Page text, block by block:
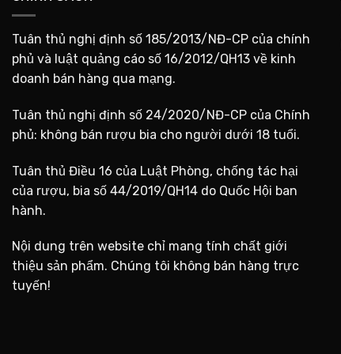
Tuân thủ nghị định số 185/2013/NĐ-CP của chính
phủ và luật quảng cáo số 16/2012/QH13 về kinh
doanh bán hàng qua mạng.
Tuân thủ nghị định số 24/2020/NĐ-CP của Chính
phủ: không bán rượu bia cho người dưới 18 tuổi.
Tuân thủ Điều 16 của Luật Phòng, chống tác hại
của rượu, bia số 44/2019/QH14 do Quốc Hội ban
hành.
Nội dung trên website chỉ mang tính chất giới
thiệu sản phẩm. Chúng tôi không bán hàng trực
tuyến!